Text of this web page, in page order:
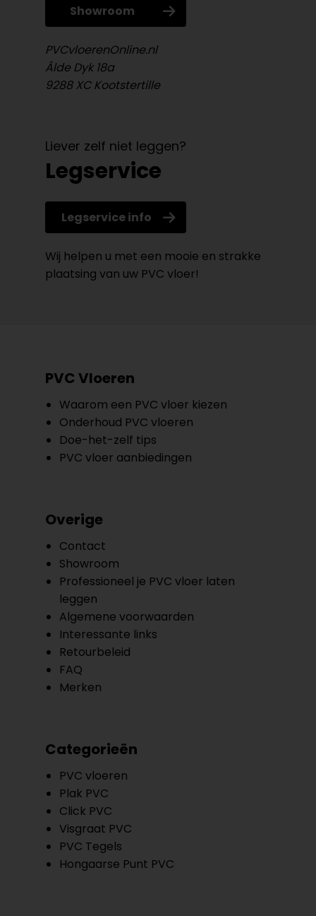
Showroom
PVCvloerenOnline.nl
Âlde Dyk 18a
9288 XC Kootstertille
Liever zelf niet leggen?
Legservice
Legservice info
Wij helpen u met een mooie en strakke
plaatsing van uw PVC vloer!
PVC Vloeren
Waarom een PVC vloer kiezen
Onderhoud PVC vloeren
Doe-het-zelf tips
PVC vloer aanbiedingen
Overige
Contact
Showroom
Professioneel je PVC vloer laten
leggen
Algemene voorwaarden
Interessante links
Retourbeleid
FAQ
Merken
Categorieën
PVC vloeren
Plak PVC
Click PVC
Visgraat PVC
PVC Tegels
Hongaarse Punt PVC